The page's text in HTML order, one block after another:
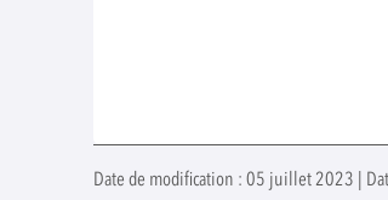
Date de modification : 05 juillet 2023 |